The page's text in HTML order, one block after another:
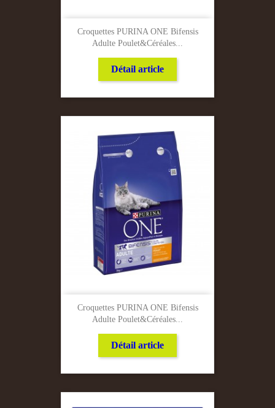
Croquettes PURINA ONE Bifensis
Adulte Poulet&céréales...
Détail article
Croquettes PURINA ONE Bifensis
Adulte Poulet&céréales...
Détail article